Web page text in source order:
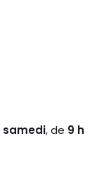
samedi, de 9 h